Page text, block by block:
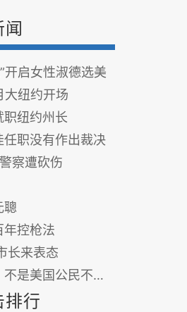
开启女性淑德选美
大纽约开场
纽约州长
职没有作出裁决
察遭砍伤
聰
年控枪法
长来表态
美国公民不能投票
排行